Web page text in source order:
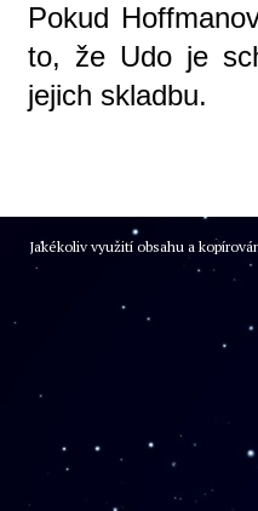
Pokud
to, že Udo je
jejich skladbu.
Jakékoliv využití obsahu a